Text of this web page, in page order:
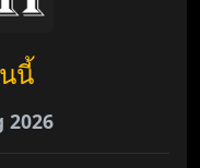
นี้
2026